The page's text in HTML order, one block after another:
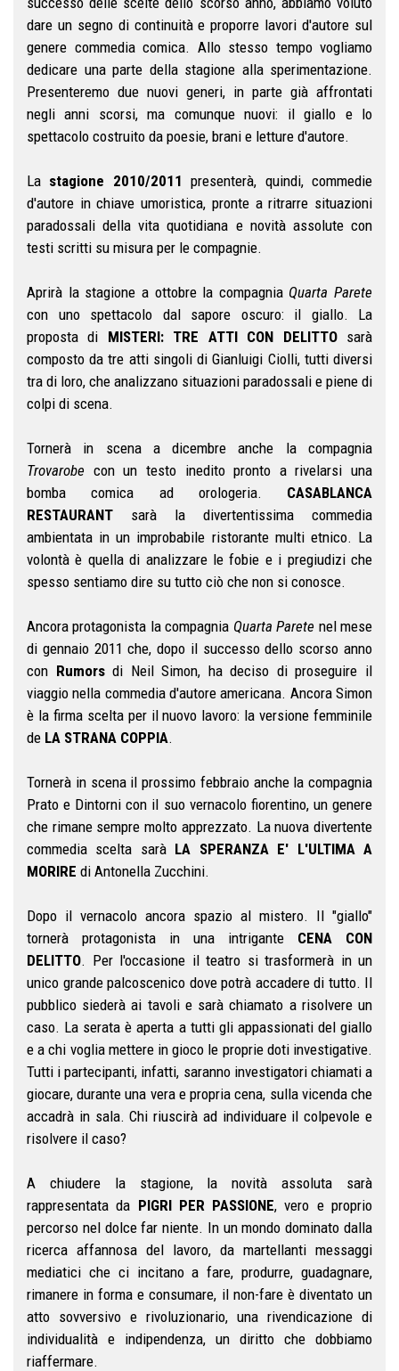
dare un segno di continuità e proporre lavori d'autore sul
genere commedia comica. Allo stesso tempo vogliamo
dedicare una parte della stagione alla sperimentazione.
Presenteremo due nuovi generi, in parte già affrontati
negli anni scorsi, ma comunque nuovi: il giallo e lo
spettacolo costruito da poesie, brani e letture d'autore.
La stagione 2010/2011 presenterà, quindi, commedie
d'autore in chiave umoristica, pronte a ritrarre situazioni
paradossali della vita quotidiana e novità assolute con
testi scritti su misura per le compagnie.
Aprirà la stagione a ottobre la compagnia Quarta Parete
con uno spettacolo dal sapore oscuro: il giallo. La
proposta di MISTERI: TRE ATTI CON DELITTOsarà
composto da tre atti singoli di Gianluigi Ciolli, tutti diversi
tra di loro, che analizzano situazioni paradossali e piene di
colpi di scena.
Tornerà in scena a dicembre anche la compagnia
Trovarobe con un testo inedito pronto a rivelarsi una
bomba comica ad orologeria. CASABLANCA
RESTAURANT sarà la divertentissima commedia
ambientata in un improbabile ristorante multi etnico. La
volontà è quella di analizzare le fobie e i pregiudizi che
spesso sentiamo dire su tutto ciò che non si conosce.
Ancora protagonista la compagnia Quarta Parete nel mese
di gennaio 2011 che, dopo il successo dello scorso anno
con Rumorsdi Neil Simon, ha deciso di proseguire il
viaggio nella commedia d'autore americana. Ancora Simon
è la firma scelta per il nuovo lavoro: la versione femminile
de LA STRANA COPPIA.
Tornerà in scena il prossimo febbraio anche la compagnia
Prato e Dintorni con il suo vernacolo fiorentino, un genere
che rimane sempre molto apprezzato. La nuova divertente
commedia scelta sarà LA SPERANZA E' L'ULTIMA A
MORIRE di Antonella Zucchini.
Dopo il vernacolo ancora spazio al mistero. Il "giallo"
tornerà protagonista in una intrigante CENA CON
DELITTO. Per l'occasione il teatro si trasformerà in un
unico grande palcoscenico dove potrà accadere di tutto. Il
pubblico siederà ai tavoli e sarà chiamato a risolvere un
caso. La serata è aperta a tutti gli appassionati del giallo
e a chi voglia mettere in gioco le proprie doti investigative.
Tutti i partecipanti, infatti, saranno investigatori chiamati a
giocare, durante una vera e propria cena, sulla vicenda che
accadrà in sala. Chi riuscirà ad individuare il colpevole e
risolvere il caso?
A chiudere la stagione, la novità assoluta sarà
rappresentata da PIGRI PER PASSIONE, vero e proprio
percorso nel dolce far niente. In un mondo dominato dalla
ricerca affannosa del lavoro, da martellanti messaggi
mediatici che ci incitano a fare, produrre, guadagnare,
rimanere in forma e consumare, il non-fare è diventato un
atto sovversivo e rivoluzionario, una rivendicazione di
individualità e indipendenza, un diritto che dobbiamo
riaffermare.